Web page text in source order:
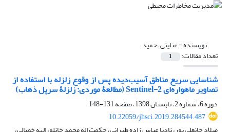
نویسنده =عنایتی، حمید
تعداد مقالات: 1
شناسایی سریع مناطق آسیب‌دیده پس از وقوع زلزله با استفاده از
تصاویر ماهواره‌ای Sentinel-2 (مطالعۀ موردی: زلزلۀ سرپل ذهاب)
دوره 6، شماره 2، تابستان 1398، صفحه
131-148
10.22059/jhsci.2019.284544.487